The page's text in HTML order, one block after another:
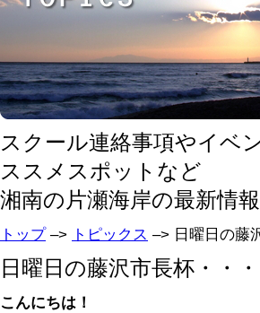
スクール連絡事項やイベ
ススメスポットなど
湘南の片瀬海岸の最新情
トップ–> トピックス –> 日曜日の藤
日曜日の藤沢市長杯・・
こんにちは！